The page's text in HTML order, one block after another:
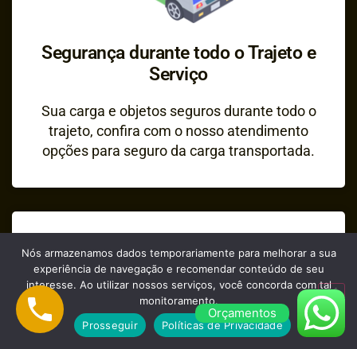
Segurança durante todo o Trajeto e
Serviço
Sua carga e objetos seguros durante todo o
trajeto, confira com o nosso atendimento
opções para seguro da carga transportada.
Orçamentos
Nós armazenamos dados temporariamente para melhorar a sua
experiência de navegação e recomendar conteúdo de seu
interesse. Ao utilizar nossos serviços, você concorda com tal
monitoramento.
Prosseguir
Políticas de Privacidade